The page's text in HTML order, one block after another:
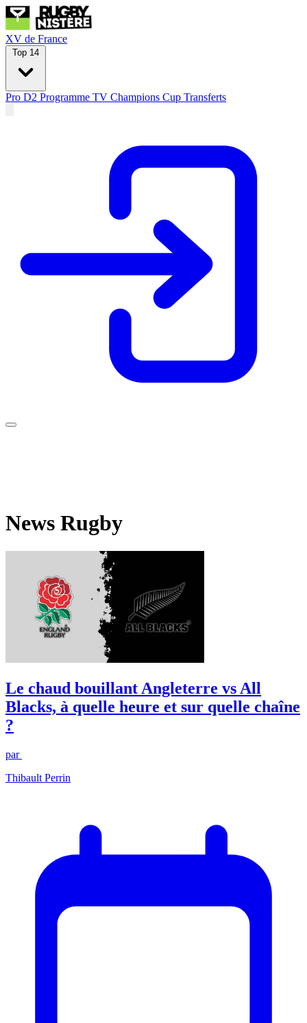
XV de France
Top 14
Pro D2 Programme TV Champions Cup Transferts
News Rugby
Le chaud bouillant Angleterre vs All
Blacks, à quelle heure et sur quelle chaîne
?
par
Thibault Perrin